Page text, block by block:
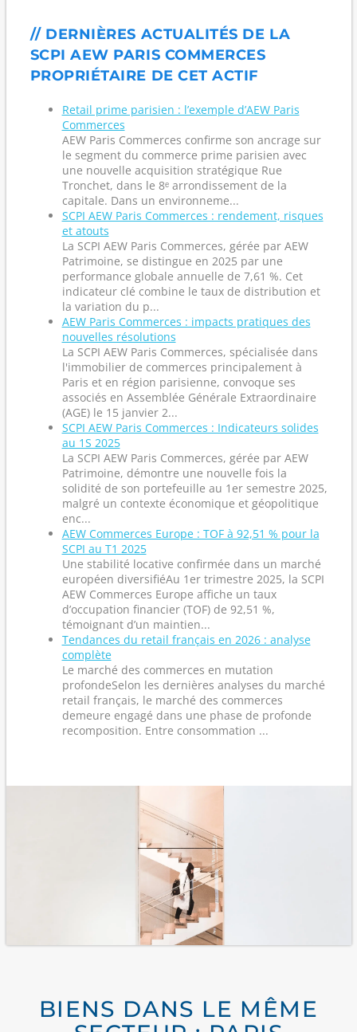
// DERNIÈRES ACTUALITÉS DE LA
SCPI AEW PARIS COMMERCES
PROPRIÉTAIRE DE CET ACTIF
Retail prime parisien : l’exemple d’AEW Paris
Commerces
AEW Paris Commerces confirme son ancrage sur
le segment du commerce prime parisien avec
une nouvelle acquisition stratégique Rue
Tronchet, dans le 8ᵉ arrondissement de la
capitale. Dans un environneme...
SCPI AEW Paris Commerces : rendement, risques
et atouts
La SCPI AEW Paris Commerces, gérée par AEW
Patrimoine, se distingue en 2025 par une
performance globale annuelle de 7,61 %. Cet
indicateur clé combine le taux de distribution et
la variation du p...
AEW Paris Commerces : impacts pratiques des
nouvelles résolutions
La SCPI AEW Paris Commerces, spécialisée dans
l'immobilier de commerces principalement à
Paris et en région parisienne, convoque ses
associés en Assemblée Générale Extraordinaire
(AGE) le 15 janvier 2...
SCPI AEW Paris Commerces : Indicateurs solides
au 1S 2025
La SCPI AEW Paris Commerces, gérée par AEW
Patrimoine, démontre une nouvelle fois la
solidité de son portefeuille au 1er semestre 2025,
malgré un contexte économique et géopolitique
enc...
AEW Commerces Europe : TOF à 92,51 % pour la
SCPI au T1 2025
Une stabilité locative confirmée dans un marché
européen diversifiéAu 1er trimestre 2025, la SCPI
AEW Commerces Europe affiche un taux
d’occupation financier (TOF) de 92,51 %,
témoignant d’un maintien...
Tendances du retail français en 2026 : analyse
complète
Le marché des commerces en mutation
profondeSelon les dernières analyses du marché
retail français, le marché des commerces
demeure engagé dans une phase de profonde
recomposition. Entre consommation ...
BIENS DANS LE MÊME